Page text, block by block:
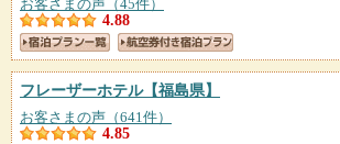
お客さまの声（45件）
4.88
フレーザーホテル【福島県】
お客さまの声（641件）
4.85